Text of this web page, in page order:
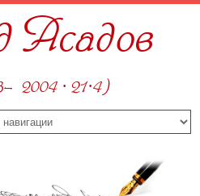
Асадов
· 21·4)